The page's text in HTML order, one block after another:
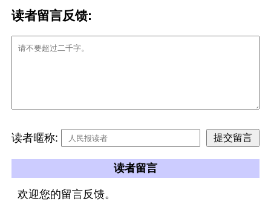
读者留言反馈:
读者暱称:
读者留言
欢迎您的留言反馈。